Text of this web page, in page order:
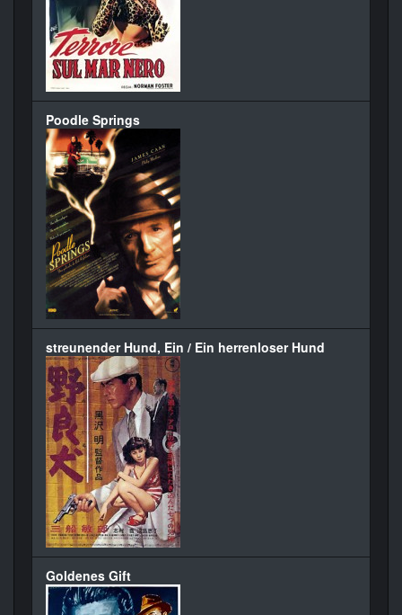
Poodle Springs
streunender Hund, Ein / Ein herrenloser Hund
Goldenes Gift